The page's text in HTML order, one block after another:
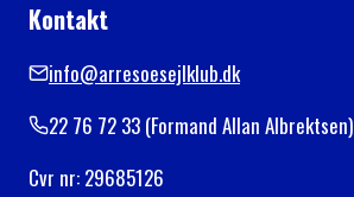
Kontakt
info@arresoesejlklub.dk
22 76 72 33 (Formand Allan Albrektsen)
Cvr nr: 29685126